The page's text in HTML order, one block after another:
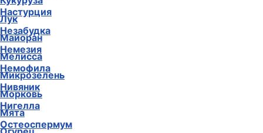
Настурция
Незабудка
Немезия
Немофила
Нивяник
Нигелла
Остеоспермум
Лук
Майоран
Мелисса
Микрозелень
Морковь
Мята